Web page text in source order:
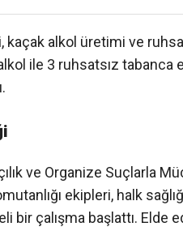
kaçak alkol üretimi ve
ile 3 ruhsatsız tabanca
ve Organize Suçlarla
ekipleri, halk
bir çalışma başlattı. Elde